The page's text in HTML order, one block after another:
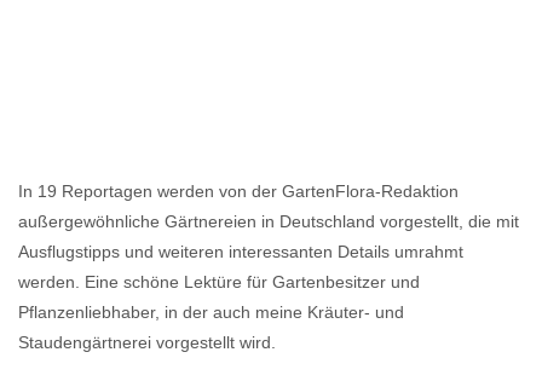
In 19 Reportagen werden von der GartenFlora-Redaktion
außergewöhnliche Gärtnereien in Deutschland vorgestellt, die mit
Ausflugstipps und weiteren interessanten Details umrahmt
werden. Eine schöne Lektüre für Gartenbesitzer und
Pflanzenliebhaber, in der auch meine Kräuter- und
Staudengärtnerei vorgestellt wird.